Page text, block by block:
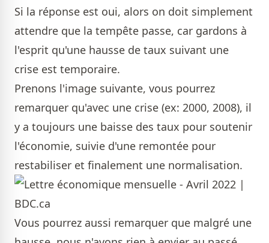
Si la réponse est oui, alors on doit simplement
attendre que la tempête passe, car gardons à
l'esprit qu'une hausse de taux suivant une
crise est temporaire.
Prenons l'image suivante, vous pourrez
remarquer qu'avec une crise (ex: 2000, 2008), il
y a toujours une baisse des taux pour soutenir
l'économie, suivie d'une remontée pour
restabiliser et finalement une normalisation.
Vous pourrez aussi remarquer que malgré une